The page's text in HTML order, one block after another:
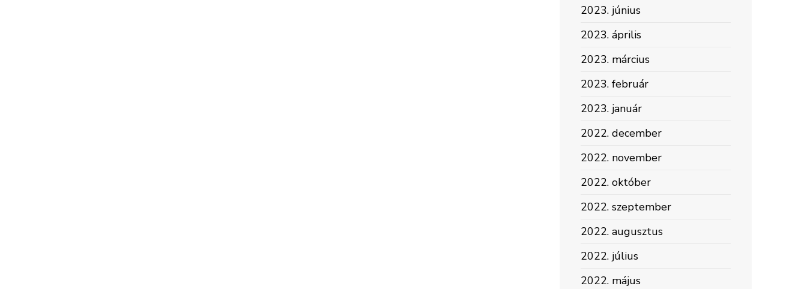
2023. június
2023. április
2023. március
2023. február
2023. január
2022. december
2022. november
2022. október
2022. szeptember
2022. augusztus
2022. július
2022. május